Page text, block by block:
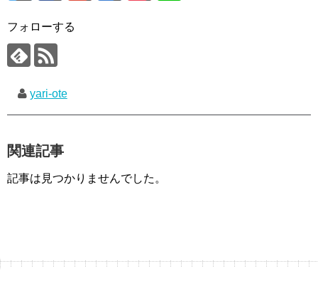
フォローする
yari-ote
関連記事
記事は見つかりませんでした。